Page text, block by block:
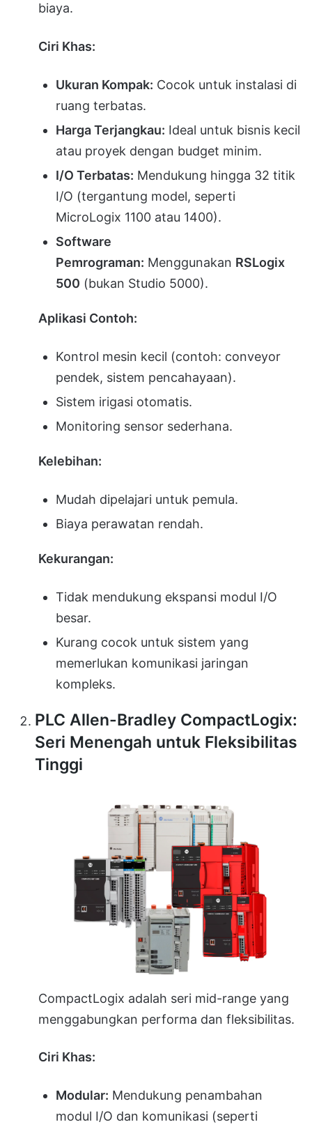
biaya.
Ciri Khas:
Ukuran Kompak: Cocok untuk instalasi di
ruang terbatas.
Harga Terjangkau: Ideal untuk bisnis kecil
atau proyek dengan budget minim.
I/O Terbatas: Mendukung hingga 32 titik
I/O (tergantung model, seperti
MicroLogix 1100 atau 1400).
Software
Pemrograman: Menggunakan RSLogix
500 (bukan Studio 5000).
Aplikasi Contoh:
Kontrol mesin kecil (contoh: conveyor
pendek, sistem pencahayaan).
Sistem irigasi otomatis.
Monitoring sensor sederhana.
Kelebihan:
Mudah dipelajari untuk pemula.
Biaya perawatan rendah.
Kekurangan:
Tidak mendukung ekspansi modul I/O
besar.
Kurang cocok untuk sistem yang
memerlukan komunikasi jaringan
kompleks.
PLC Allen-Bradley CompactLogix:
Seri Menengah untuk Fleksibilitas
Tinggi
CompactLogix adalah seri mid-range yang
menggabungkan performa dan fleksibilitas.
Ciri Khas:
Modular: Mendukung penambahan
modul I/O dan komunikasi (seperti